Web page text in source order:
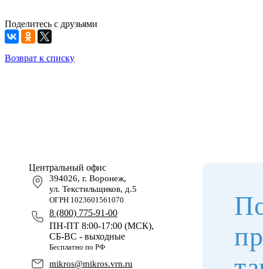
Поделитесь с друзьями
Возврат к списку
Центральный офис
394026, г. Воронеж,
ул. Текстильщиков, д.5
ОГРН 1023601561070
8 (800) 775-91-00
ПН-ПТ 8:00-17:00 (МСК),
СБ-ВС - выходные
Бесплатно по РФ
mikros@mikros.vrn.ru